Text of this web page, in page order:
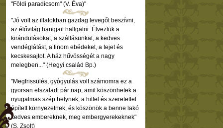
"Földi paradicsom" (V. Éva)"
"Jó volt az illatokban gazdag levegőt beszívni,
az élővilág hangjait hallgatni. Élveztük a
kirándulásokat, a szállásunkat, a kedves
vendéglátást, a finom ebédeket, a tejet és
kecskesajtot. A ház hűvösségét a nagy
melegben..." (Hegyi család Bp.)
"Megfrissülés, gyógyulás volt számomra ez a
gyorsan elszaladt pár nap, amit köszönhetek a
nyugalmas szép helynek, a hittel és szeretettel
épített környezetnek, és köszönök a benne lakó
kedves embereknek, meg embergyerekeknek"
(S. Zsolt)